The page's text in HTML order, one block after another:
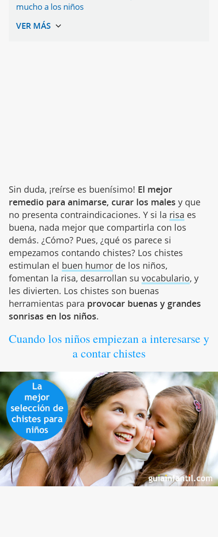
mucho a los niños
Sin duda, ¡reírse es buenísimo! El mejor
remedio para animarse, curar los males y que
no presenta contraindicaciones. Y si la risa es
buena, nada mejor que compartirla con los
demás. ¿Cómo? Pues, ¿qué os parece si
empezamos contando chistes? Los chistes
estimulan el buen humorde los niños,
fomentan la risa, desarrollan su vocabulario, y
les divierten. Los chistes son buenas
herramientas para provocar buenas y grandes
sonrisas en los niños.
Cuando los niños empiezan a interesarse y
a contar chistes